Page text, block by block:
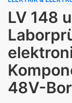
LV 148
48V-